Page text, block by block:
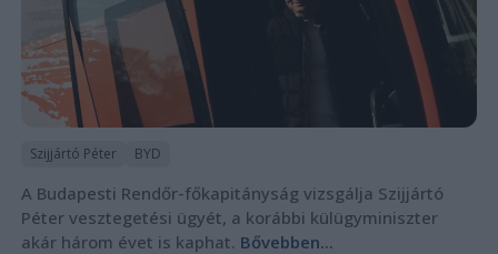
Szijjártó Péter BYD
A Budapesti Rendőr-főkapitányság vizsgálja Szijjártó
Péter vesztegetési ügyét, a korábbi külügyminiszter
akár három évet is kaphat. Bővebben...